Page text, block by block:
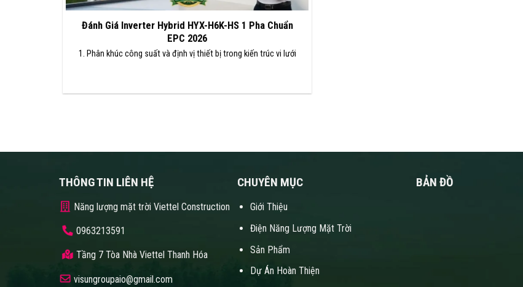
Đánh Giá Inverter Hybrid HYX-H6K-HS 1 Pha Chuẩn
EPC 2026
1. Phân khúc công suất và định vị thiết bị trong kiến trúc vi lưới
THÔNG TIN LIÊN HỆ
Năng lượng mặt trời Viettel Construction
0963213591
Tầng 7 Tòa Nhà Viettel Thanh Hóa
visungroupaio@gmail.com
CHUYÊN MỤC
Giới Thiệu
Điện Năng Lượng Mặt Trời
Sản Phẩm
Dự Án Hoàn Thiện
BẢN ĐỒ